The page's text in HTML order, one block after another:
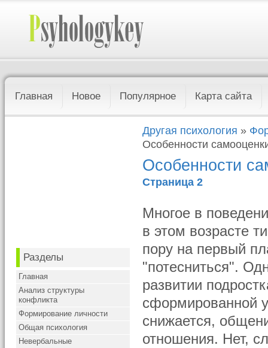
Главная Новое Популярное Карта сайта
Разделы
Главная
Анализ структуры
конфликта
Формирование личности
Общая психология
Невербальные
Другая психология »
Особенности
Особенности
Страница 2
Многое в
в этом возрасте
пору на первый
"потесниться".
развитии
сформированной
снижается,
отношения. Нет,